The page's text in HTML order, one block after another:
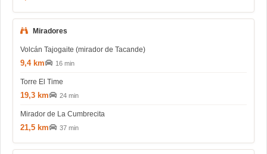
Miradores
Volcán Tajogaite (mirador de Tacande)
9,4 km 16 min
Torre El Time
19,3 km 24 min
Mirador de La Cumbrecita
21,5 km 37 min